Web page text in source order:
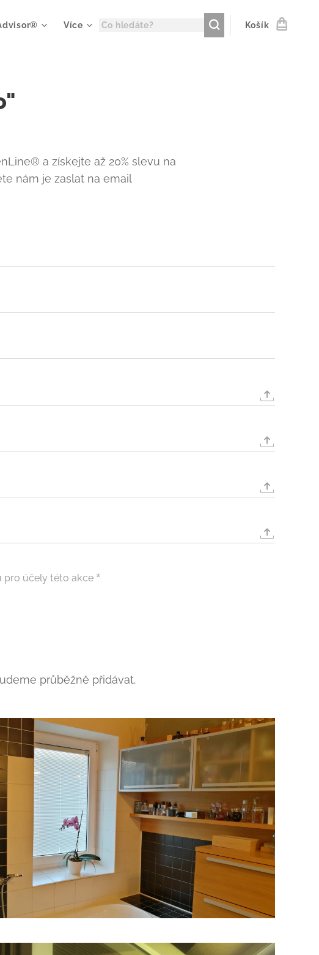
Více Košík
a získejte až 20% slevu na
nám je zaslat na email
pro účely této akce
průběžně přidávat.